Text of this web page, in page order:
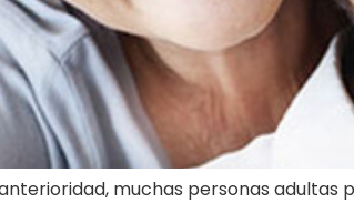
muchas personas